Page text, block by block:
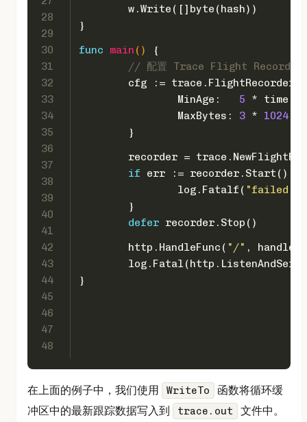
28
29
30
31
32
33
34
35
36
37
38
39
40
41
42
43
44
45
46
47
48
	w.Write([]
byte (hash))
}
func
main ()
{
// 配置 Trace Flight Recorder
cfg :=
		MinAge:
5 *
		MaxBytes:
3 * 1024
	}
recorder =
if err := recorder.Start();
		log.Fatalf(
"failed to
	}
defer recorder.Stop()
	http.HandleFunc(
"/" ,
}
在上面的例子中，我们使用 WriteTo
函数将循环缓
冲区中的最新跟踪数据写入到
trace.out 文件中。